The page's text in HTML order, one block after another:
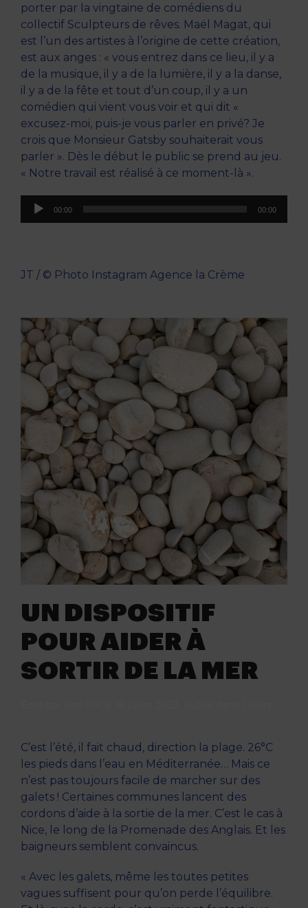
porter par la vingtaine de comédiens du
collectif Sculpteurs de rêves. Maël Magat, qui
est l’un des artistes à l’origine de cette création,
est aux anges : « vous entrez dans ce lieu, il y a
de la musique, il y a de la lumière, il y a la danse,
il y a de la fête et tout d’un coup, il y a un
comédien qui vient vous voir et qui dit «
excusez-moi, puis-je vous parler en privé? Je
crois que Monsieur Gatsby souhaiterait vous
parler ». Dès le début le public se prend au jeu.
« Notre travail est réalisé à ce moment-là ».
Lecteur
00:00 00:00
JT / © Photo Instagram Agence la Crème
UN DISPOSITIF
POUR AIDER À
SORTIR DE LA MER
C’est l’été, il fait chaud, direction la plage. 26°C
les pieds dans l’eau en Méditerranée… Mais ce
n’est pas toujours facile de marcher sur des
galets ! Certaines communes lancent des
cordons d’aide à la sortie de la mer. C’est le cas à
Nice, le long de la Promenade des Anglais. Et les
baigneurs semblent convaincus.
« Avec les galets, même les toutes petites
vagues suffisent pour qu’on perde l’équilibre.